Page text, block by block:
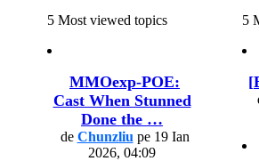
5 Most viewed topics
MMOexp-POE:
Cast When Stunned
Done the …
de Chunzliu
2026, 04:09
5